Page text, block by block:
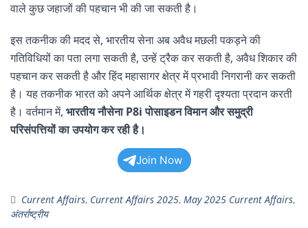
वाले कुछ जहाजों की पहचान भी की जा सकती है।
इस तकनीक की मदद से, भारतीय सेना अब अवैध मछली पकड़ने की
गतिविधियों का पता लगा सकती है, उन्हें ट्रैक कर सकती है, अवैध शिकार की
पहचान कर सकती है और हिंद महासागर क्षेत्र में प्रभावी निगरानी कर सकती
है। यह तकनीक भारत को अपने आर्थिक क्षेत्र में गहरी दृश्यता प्रदान करती
है। वर्तमान में, भारतीय नौसेना P8i पोसाइडन विमान और समुद्री
परिसंपत्तियों का उपयोग कर रही है।
Join Now
Current Affairs, Current Affairs 2025, May 2025 Current Affairs,
अंतर्राष्ट्रीय